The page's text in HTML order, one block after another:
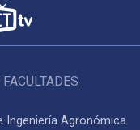
Ingeniería Agronómica